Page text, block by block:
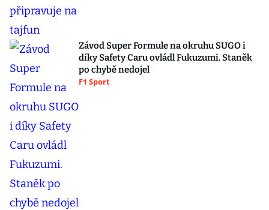
Závod Super Formule na okruhu SUGO i
díky Safety Caru ovládl Fukuzumi. Staněk
po chybě nedojel
F1 Sport